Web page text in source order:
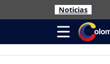
Noticias